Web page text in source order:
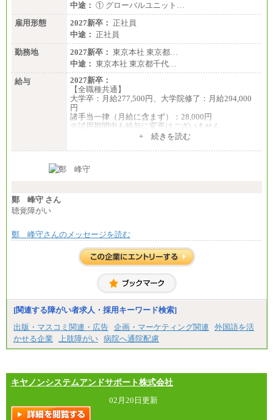
※基本給のみ（地域手当なし）
※試用期間中も給与変更なし
中途：
【阪急交通社】
◆正社員/総合職
月給250,000円～(※1)、247,000円～(※2)、242,000円
～(※3)、239,000円～(※4)、237,000円～（※5）
・月給は一律地域手当を含んだ金額を表示
（※1…36,000円、※2…33,000円、※3…28,000円、
※4…25,000円、※5…23,000円）
・試用期間中も給与変更なし
◆正社員/基幹職
〈東京・神奈川〉月給219,000 円～ 〈大阪・兵庫〉
・試用期間中も給与変更なし
※2…大阪府、京都府、兵庫県、滋賀県
※3…愛知県、静岡県
※4…北海道、宮城県、栃木県、群馬県、長野県、新
潟県、富山県、石川県、岡山県、広島県、山口県、
香川県、福岡県
分県、長崎県、熊本県、宮崎県、鹿児島県、沖縄
◆パート・アルバイト
る。
【エアサーブ】
中途： ① グローバルユニット…
雇用形態
2027新卒： 正社員
中途： 正社員
勤務地
2027新卒： 東京本社 東京都…
中途： 東京本社 東京都千代…
給与
2027新卒：
【全職種共通】
大学卒：月給277,500円、大学院修了：月給294,000
円
諸手当一律（月給に含まず）：28,000円
※試用期間中も給与に変更はございません
月給370,000円～
ます。
+ 続きを読む
鄭 峰守 さん
聴覚障がい
鄭 峰守さんのメッセージを読む
[関連する障がい者求人・採用キーワード検索]
出版・マスコミ関連・広告 企画・マーケティング関連
外国語を活
かせる企業
上肢障がい 病院へ通院配慮
キヤノンシステムアンドサポート株式会社
02月20日更新